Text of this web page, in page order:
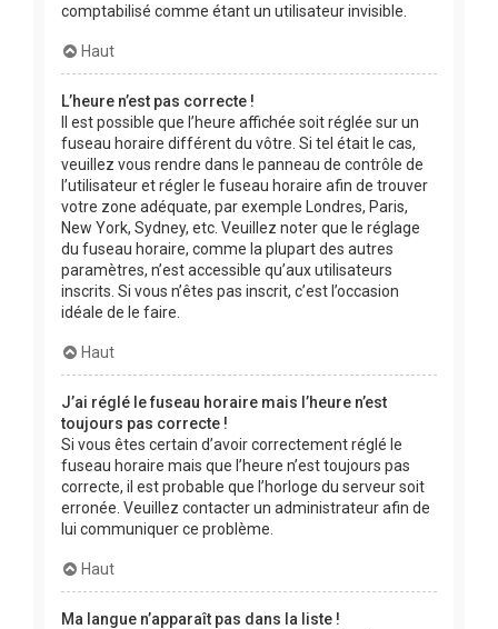
comptabilisé comme étant un utilisateur invisible.
Haut
L’heure n’est pas correcte !
Il est possible que l’heure affichée soit réglée sur un
fuseau horaire différent du vôtre. Si tel était le cas,
veuillez vous rendre dans le panneau de contrôle de
l’utilisateur et régler le fuseau horaire afin de trouver
votre zone adéquate, par exemple Londres, Paris,
New York, Sydney, etc. Veuillez noter que le réglage
du fuseau horaire, comme la plupart des autres
paramètres, n’est accessible qu’aux utilisateurs
inscrits. Si vous n’êtes pas inscrit, c’est l’occasion
idéale de le faire.
Haut
J’ai réglé le fuseau horaire mais l’heure n’est
toujours pas correcte !
Si vous êtes certain d’avoir correctement réglé le
fuseau horaire mais que l’heure n’est toujours pas
correcte, il est probable que l’horloge du serveur soit
erronée. Veuillez contacter un administrateur afin de
lui communiquer ce problème.
Haut
Ma langue n’apparaît pas dans la liste !